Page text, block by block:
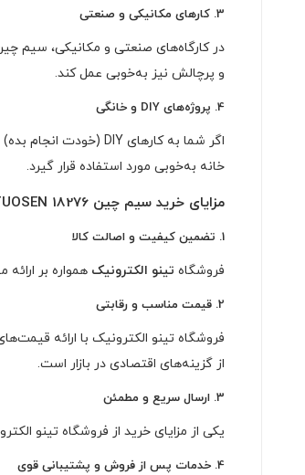
3. کارهای مکانیکی و صنعتی
و پرچالش نیز به‌خوبی عمل کند.
4. پروژه‌های DIY و خانگی
خانه به‌خوبی مورد استفاده قرار گیرد.
مزایای خرید سیم چین TUOSEN 18276 از فروشگاه تینو الکترونیک
1. تضمین کیفیت و اصالت کالا
فروشگاه تینو الکترونیک همواره بر
2. قیمت مناسب و رقابتی
از گزینه‌های اقتصادی در بازار است.
3. ارسال سریع و مطمئن
یکی از مزایای خرید از فروشگاه تینو
4. خدمات پس از فروش و پشتیبانی قوی